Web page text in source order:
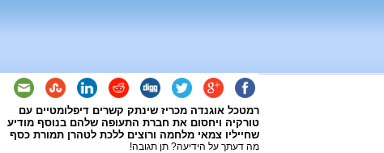
רמטכל אוגנדה מכריז שינתק קשרים דיפלומטיים עם
טורקיה ויחסום את חברת התעופה שלהם בנוסף מודיע
שחייליו צמאי מלחמה ורוצים ללכת לטהרן תמורת כסף
מה דעתך על הידיעה? תן תגובה!